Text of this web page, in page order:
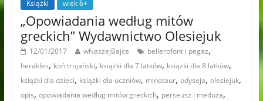
Książki wiek 6+
„Opowiadania według mitów
greckich” Wydawnictwo Olesiejuk
12/01/2017 wNaszejBajce bellerofont i pegaz,
herakles, koń trojański, książki dla 7 latków, książki dla 8 latków,
książki dla dzieci, książki dla uczniów, minotaur, odyseja, olesiejuk,
opis, opowiadania według mitów greckich, perseusz i meduza,